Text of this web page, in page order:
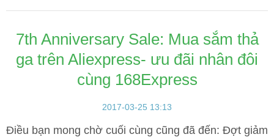
7th Anniversary Sale: Mua sắm thả
ga trên Aliexpress- ưu đãi nhân đôi
cùng 168Express
2017-03-25 13:13
Điều bạn mong chờ cuối cùng cũng đã đến: Đợt giảm